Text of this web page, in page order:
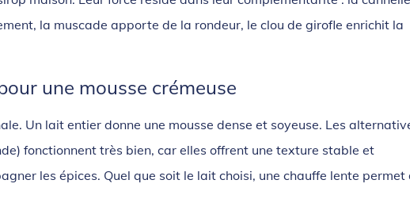
la muscade apporte de la rondeur, le clou de girofle enrichit la
une mousse crémeuse
Un lait entier donne une mousse dense et soyeuse. Les
fonctionnent très bien, car elles offrent une texture stable et
les épices. Quel que soit le lait choisi, une chauffe lente permet